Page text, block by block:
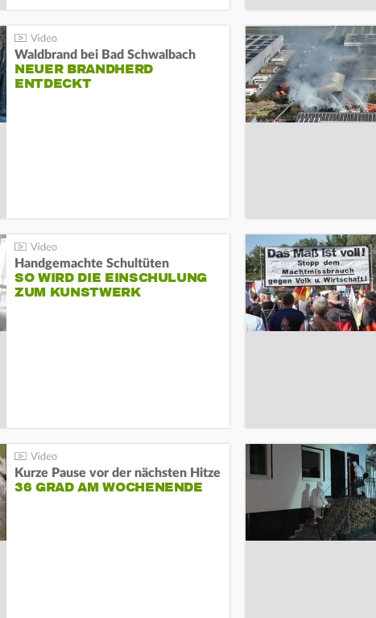
Waldbrand bei Bad Schwalbach
NEUER BRANDHERD
ENTDECKT
Handgemachte Schultüten
SO WIRD DIE EINSCHULUNG
ZUM KUNSTWERK
Kurze Pause vor der nächsten Hitze
36 GRAD AM WOCHENENDE